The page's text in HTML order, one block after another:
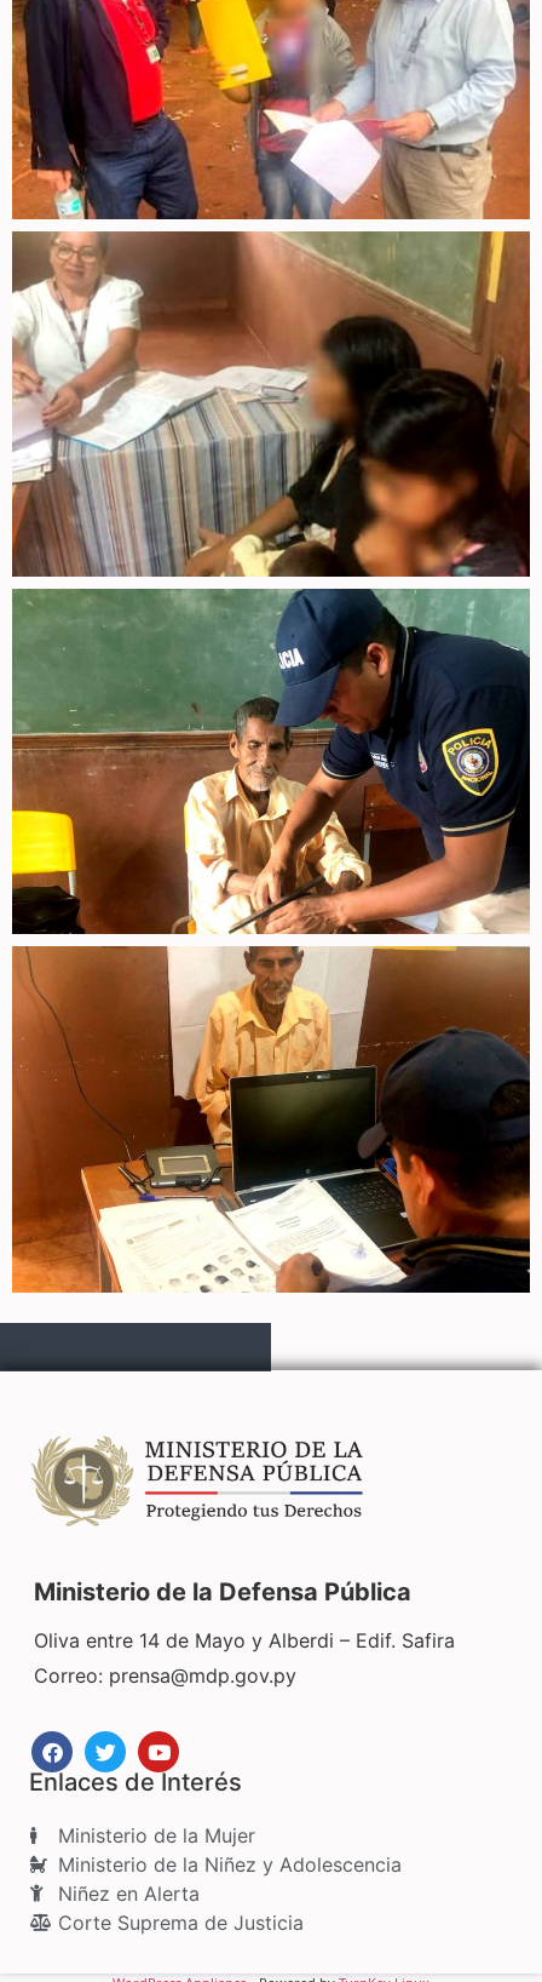
Ministerio de la Defensa Pública
Oliva entre 14 de Mayo y Alberdi – Edif. Safira
Correo: prensa@mdp.gov.py
Enlaces de Interés
Ministerio de la Mujer
Ministerio de la Niñez y Adolescencia
Niñez en Alerta
Corte Suprema de Justicia